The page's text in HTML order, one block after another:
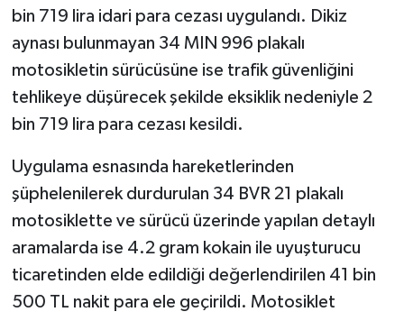
bin 719 lira idari para cezası uygulandı. Dikiz
aynası bulunmayan 34 MIN 996 plakalı
motosikletin sürücüsüne ise trafik güvenliğini
tehlikeye düşürecek şekilde eksiklik nedeniyle 2
bin 719 lira para cezası kesildi.
Uygulama esnasında hareketlerinden
şüphelenilerek durdurulan 34 BVR 21 plakalı
motosiklette ve sürücü üzerinde yapılan detaylı
aramalarda ise 4.2 gram kokain ile uyuşturucu
ticaretinden elde edildiği değerlendirilen 41 bin
500 TL nakit para ele geçirildi. Motosiklet